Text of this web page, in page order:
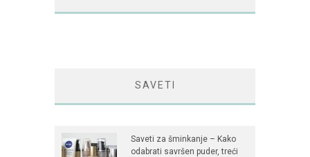
SAVETI
Saveti za šminkanje – Kako
odabrati savršen puder, treći